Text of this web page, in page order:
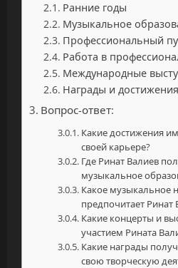
Ранние годы
Музыкальное
Профессиональный
Работа в
Международные
Награды и достижения
Вопрос-ответ:
Какие достижения
своей карьере?
Где Ринат Валиев
музыкальное
Какое музыкальное
предпочитает Ринат
Какие концерты и
участием Рината
Какие награды
свою творческую